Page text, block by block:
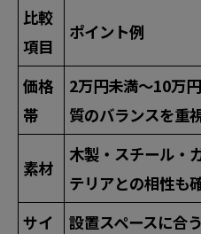
比較
項目
ポイント例
価格
帯
2万円未満～10万
質のバランスを重視
素材
木製・スチール・
テリアとの相性も確
サイ
設置スペースに合